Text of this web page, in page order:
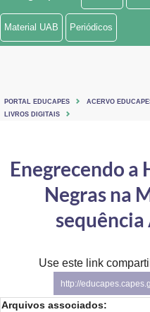
Ministério de Minas e Energia
Ministério do Turismo
Controladoria-Geral da União
Ministério da Mulher, da Família e dos
Secretaria de Governo
Gabinete de Segurança Institucional
Material UAB Periódicos
PORTAL EDUCAPES ACERVO
LIVROS DIGITAIS
Enegrecendo
Negras na
Use este link
http://
Arquivos associados: